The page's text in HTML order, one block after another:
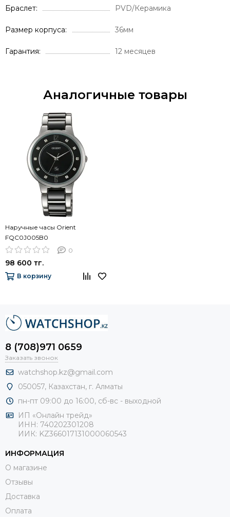
Браслет PVD/Керамика
Размер корпуса 36мм
Гарантия 12 месяцев
Аналогичные товары
Наручные часы Orient
FQC0J005B0
0
98 600 тг.
В корзину
8 (708)971 0659
Заказать звонок
watchshop.kz@gmail.com
050057, Казахстан, г. Алматы
пн-пт 09:00 до 16:00, сб-вс - выходной
ИП «Онлайн трейд»
ИНН: 740202301208
ИИК: KZ366017131000060543
ИНФОРМАЦИЯ
О магазине
Отзывы
Доставка
Оплата